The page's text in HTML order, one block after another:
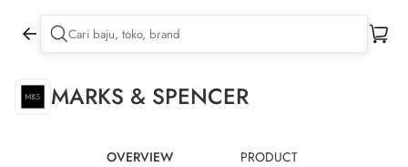
MARKS & SPENCER
OVERVIEW PRODUCT